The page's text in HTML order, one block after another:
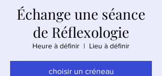
Échange une séance
de Réflexologie
Heure à définir
  |
Lieu à définir
choisir un créneau